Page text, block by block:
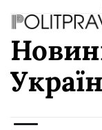
content